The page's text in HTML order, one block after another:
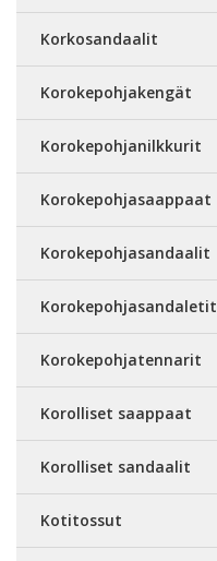
Korkosandaalit
Korokepohjakengät
Korokepohjanilkkurit
Korokepohjasaappaat
Korokepohjasandaalit
Korokepohjasandaletit
Korokepohjatennarit
Korolliset saappaat
Korolliset sandaalit
Kotitossut